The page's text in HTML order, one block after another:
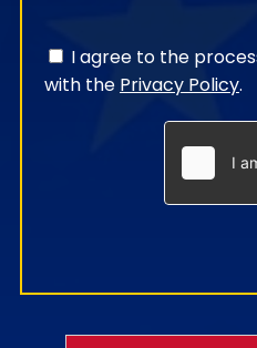
I agree to the
with the Privacy Policy.